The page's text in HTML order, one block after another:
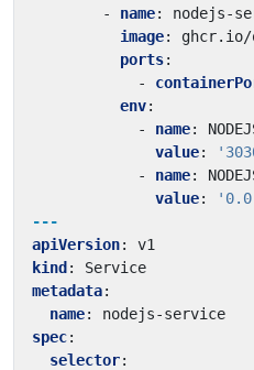
- name:
nodejs-
image:
ghcr.io/
ports:
-
env:
- name:
value:
- name:
value:
---
apiVersion:
v1
kind :
Service
metadata:
name:
nodejs-service
spec:
selector: